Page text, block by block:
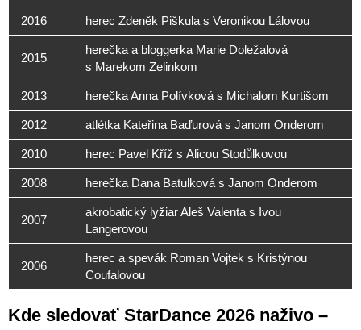
2016 herec Zdeněk Piškula s Veronikou Lálovou
2015
herečka a bloggerka Marie Doležalová
s Marekom Zelinkom
2013 herečka Anna Polívková s Michalom Kurtišom
2012 atlétka Kateřina Baďurová s Janom Onderom
2010 herec Pavel Kříž s Alicou Stodůlkovou
2008 herečka Dana Batulková s Janom Onderom
2007
akrobatický lyžiar Aleš Valenta s Ivou
Langerovou
2006
herec a spevák Roman Vojtek s Kristýnou
Coufalovou
Kde sledovať StarDance 2026 naživo –